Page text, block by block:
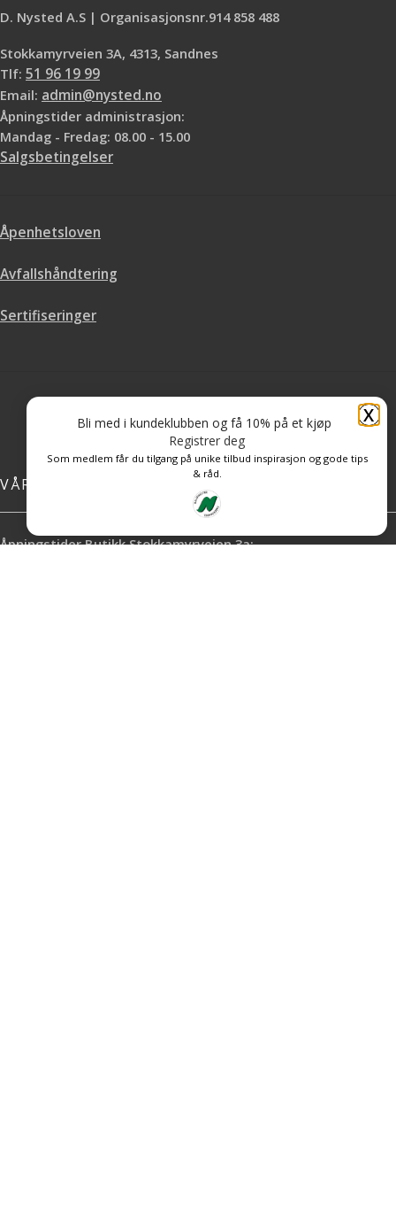
D. Nysted A.S | Organisasjonsnr.914 858 488
Stokkamyrveien 3A, 4313, Sandnes
Tlf: 51 96 19 99
Email: admin@nysted.no
Åpningstider administrasjon:
Mandag - Fredag: 08.00 - 15.00
Salgsbetingelser
Åpenhetsloven
Avfallshåndtering
Sertifiseringer
VÅRE BUTIKKER
Åpningstider Butikk Stokkamyrveien 3a:
X
Bli med i kundeklubben og få 10% på et kjøp
Registrer deg
Som medlem får du tilgang på unike tilbud inspirasjon og gode tips
& råd.